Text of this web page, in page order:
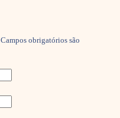
Campos obrigatórios são